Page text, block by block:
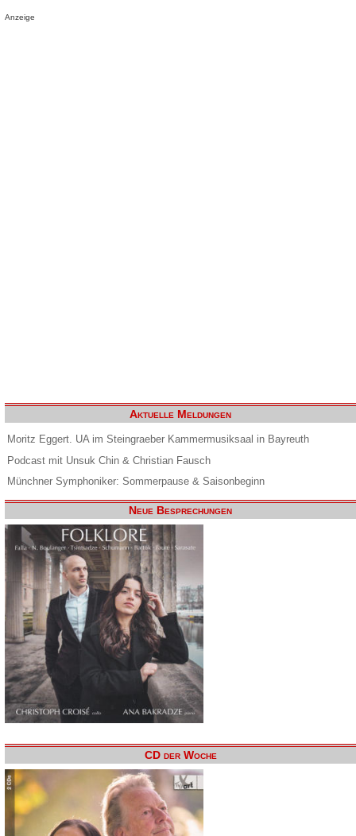
Anzeige
Aktuelle Meldungen
Moritz Eggert. UA im Steingraeber Kammermusiksaal in Bayreuth
Podcast mit Unsuk Chin & Christian Fausch
Münchner Symphoniker: Sommerpause & Saisonbeginn
Neue Besprechungen
CD der Woche